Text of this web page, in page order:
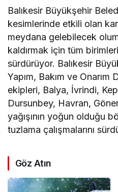
Balıkesir Büyükşehir
kesimlerinde etkili olan
meydana gelebilecek
kaldırmak için tüm
sürdürüyor. Balıkesir
Yapım, Bakım ve Onarım
ekipleri, Balya, İvrindi,
Dursunbey, Havran,
yağışının yoğun olduğu
tuzlama çalışmalarını
Göz Atın